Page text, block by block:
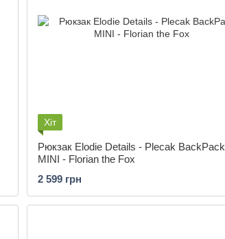
Хіт
Рюкзак Elodie Details - Plecak BackPack
MINI - Florian the Fox
2 599 грн